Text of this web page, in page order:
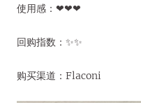
使用感：❤❤❤
回购指数：✨✨
购买渠道：Flaconi